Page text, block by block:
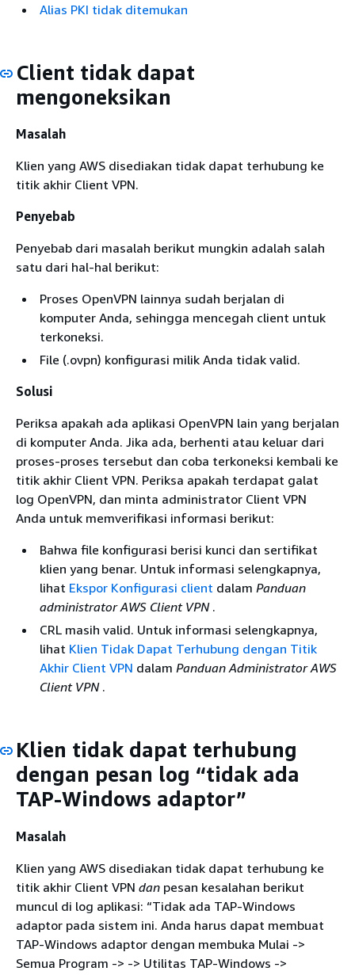
Alias PKI tidak ditemukan
Client tidak dapat
mengoneksikan
Masalah
Klien yang AWS disediakan tidak dapat terhubung ke
titik akhir Client VPN.
Penyebab
Penyebab dari masalah berikut mungkin adalah salah
satu dari hal-hal berikut:
Proses OpenVPN lainnya sudah berjalan di
komputer Anda, sehingga mencegah client untuk
terkoneksi.
File (.ovpn) konfigurasi milik Anda tidak valid.
Solusi
Periksa apakah ada aplikasi OpenVPN lain yang berjalan
di komputer Anda. Jika ada, berhenti atau keluar dari
proses-proses tersebut dan coba terkoneksi kembali ke
titik akhir Client VPN. Periksa apakah terdapat galat
log OpenVPN, dan minta administrator Client VPN
Anda untuk memverifikasi informasi berikut:
Bahwa file konfigurasi berisi kunci dan sertifikat
klien yang benar. Untuk informasi selengkapnya,
lihat Ekspor Konfigurasi client dalam Panduan
administrator AWS Client VPN .
CRL masih valid. Untuk informasi selengkapnya,
lihat Klien Tidak Dapat Terhubung dengan Titik
Akhir Client VPN dalam Panduan Administrator AWS
Client VPN .
Klien tidak dapat terhubung
dengan pesan log “tidak ada
TAP-Windows adaptor”
Masalah
Klien yang AWS disediakan tidak dapat terhubung ke
titik akhir Client VPN dan pesan kesalahan berikut
muncul di log aplikasi: “Tidak ada TAP-Windows
adaptor pada sistem ini. Anda harus dapat membuat
TAP-Windows adaptor dengan membuka Mulai ->
Semua Program -> -> Utilitas TAP-Windows ->